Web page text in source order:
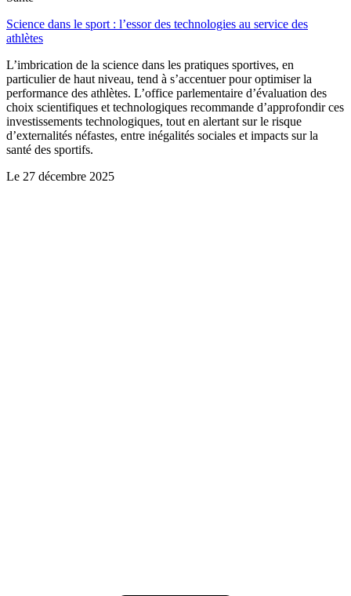
Science dans le sport : l’essor des technologies au service des
athlètes
L’imbrication de la science dans les pratiques sportives, en
particulier de haut niveau, tend à s’accentuer pour optimiser la
performance des athlètes. L’office parlementaire d’évaluation des
choix scientifiques et technologiques recommande d’approfondir ces
investissements technologiques, tout en alertant sur le risque
d’externalités néfastes, entre inégalités sociales et impacts sur la
santé des sportifs.
Le 27 décembre 2025